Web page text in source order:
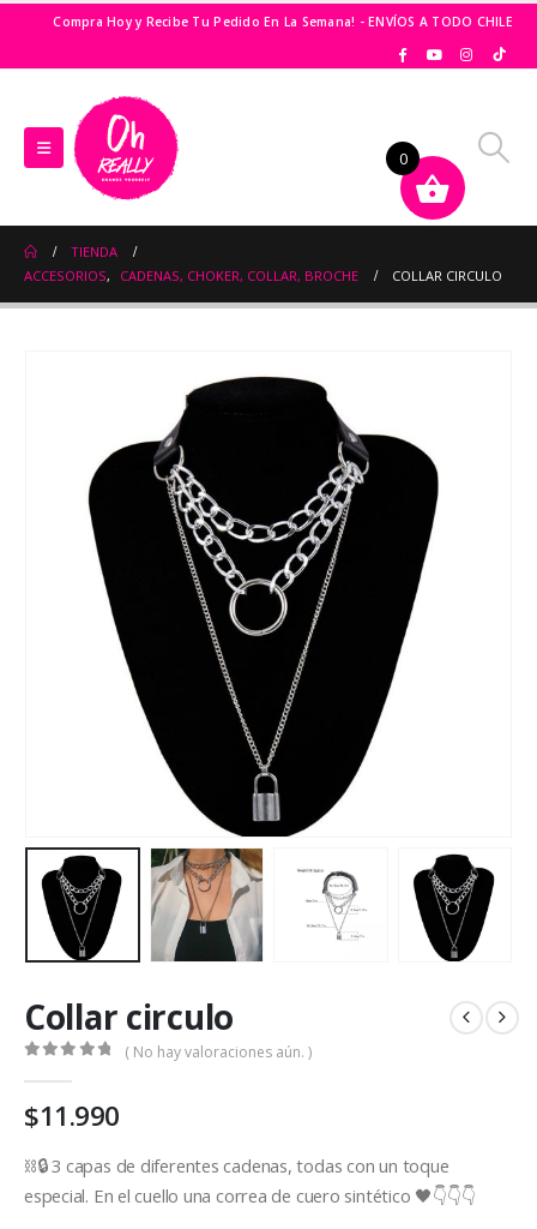
Compra Hoy y Recibe Tu Pedido En La Semana! - ENVÍOS A TODO CHILE
TIENDA
ACCESORIOS, CADENAS, CHOKER, COLLAR, BROCHE COLLAR CIRCULO
Collar circulo
( No hay valoraciones aún. )
$11.990
⛓🔒 3 capas de diferentes cadenas, todas con un toque
especial. En el cuello una correa de cuero sintético 🖤👇👇👇
0